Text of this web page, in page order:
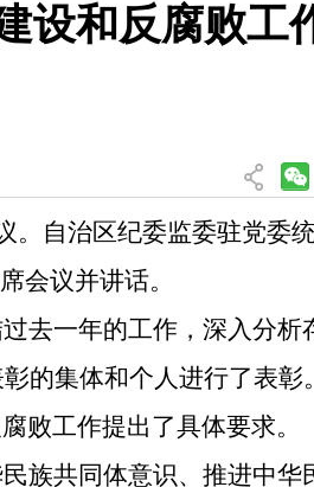
设和反腐败工
。 自治区纪委监委驻党委
会议并讲话。
去一年的工作，深入分析
的集体和个人进行了表彰
败工作提出了具体要求。
族共同体意识、推进中华